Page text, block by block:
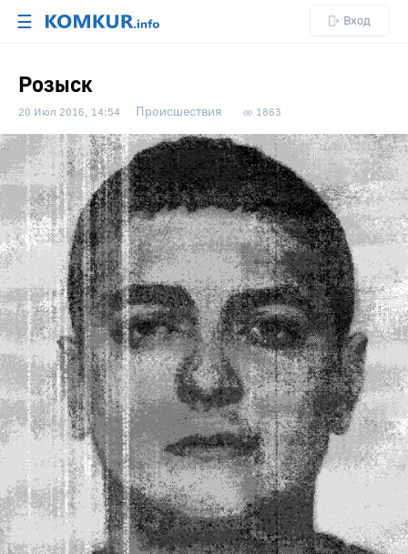
☰ Вход
Розыск
20 Июл 2016, 14:54 Происшествия 1863